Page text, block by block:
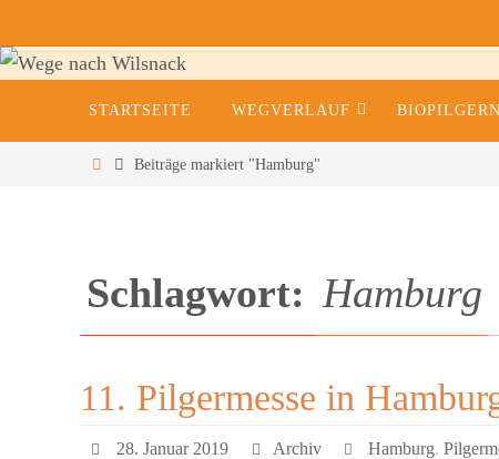
Inhalt
springen
Wege nach Wilsnack
Pilgerwege nach Wilsnack - Auf
springen
STARTSEITE WEGVERLAUF BIOPILGERN
HomeBeiträge markiert "Hamburg"
Schlagwort: Hamburg
11. Pilgermesse in
28. Januar 2019 Archiv Hamburg,